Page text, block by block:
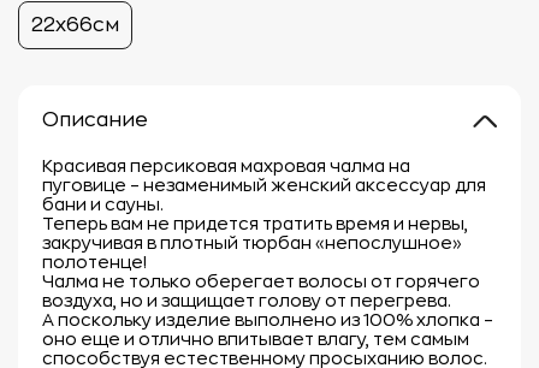
22х66см
Описание
Красивая персиковая махровая чалма на
пуговице – незаменимый женский аксессуар для
бани и сауны.
Теперь вам не придется тратить время и нервы,
закручивая в плотный тюрбан «непослушное»
полотенце!
Чалма не только оберегает волосы от горячего
воздуха, но и защищает голову от перегрева.
А поскольку изделие выполнено из 100% хлопка –
оно еще и отлично впитывает влагу, тем самым
способствуя естественному просыханию волос.